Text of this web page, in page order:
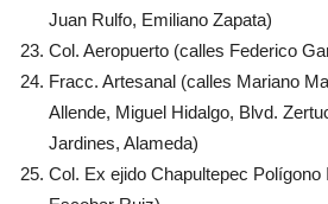
Juan Rulfo, Emiliano Zapata)
Col. Aeropuerto (calles Federico
Fracc. Artesanal (calles Mariano
Allende, Miguel Hidalgo, Blvd.
Jardines, Alameda)
Col. Ex ejido Chapultepec Polígono